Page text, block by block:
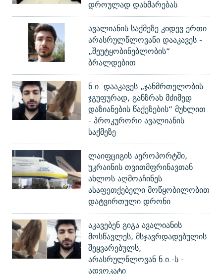
დროულად დახმარებას
ავალიანის საქმეზე კიდევ ერთი
არასრულწლოვანი დააკავეს -
„შეუტყობინებლობის“
ბრალდებით
ნ.ი. დააკავეს „ჯანმრთელობის
ჯგუფურად, განზრახ მძიმედ
დაზიანების წაქეზების“ მუხლით
- პროკურორი ავალიანის
საქმეზე
ლაიფციგის აეროპორტში,
უკრაინის თვითმფრინავთან
ახლოს აღმოაჩინეს
ასაფეთქებელი მოწყობილობით
დატვირთული დრონი
აკავებენ გიგა ავალიანის
მოსწავლეს, მსჯავრდადებულის
შეყვარებულს,
არასრულწლოვან ნ.ი.-ს -
ადვოკატი